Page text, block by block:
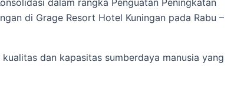
dalam rangka Penguatan Peningkatan
di Grage Resort Hotel Kuningan pada Rabu –
dan kapasitas sumberdaya manusia yang